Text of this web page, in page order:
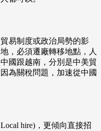
易制度或政治局勢的影
，必須遷廠轉移地點，人
國跟越南，分別是中美貿
為關稅問題，加速從中國
hire)，更傾向直接招